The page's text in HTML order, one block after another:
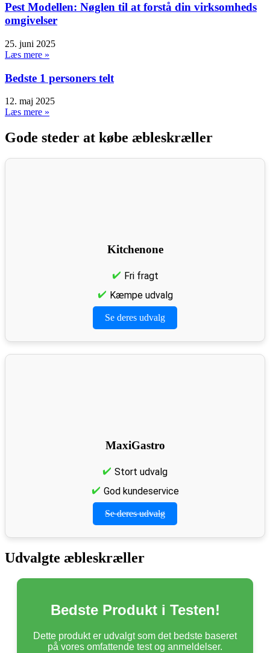
Pest Modellen: Nøglen til at forstå din virksomheds
omgivelser
25. juni 2025
Læs mere »
Bedste 1 personers telt
12. maj 2025
Læs mere »
Gode steder at købe æbleskræller
Kitchenone
Fri fragt
Kæmpe udvalg
Se deres udvalg
MaxiGastro
Stort udvalg
God kundeservice
Se deres udvalg
Udvalgte æbleskræller
Bedste Produkt i Testen!
Dette produkt er udvalgt som det bedste baseret
på vores omfattende test og anmeldelser.